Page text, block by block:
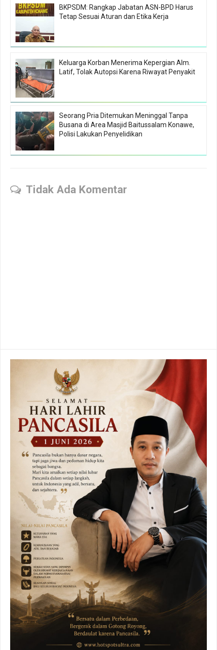
BKPSDM: Rangkap Jabatan ASN-BPD Harus
Tetap Sesuai Aturan dan Etika Kerja
Keluarga Korban Menerima Kepergian Alm.
Latif, Tolak Autopsi Karena Riwayat Penyakit
Seorang Pria Ditemukan Meninggal Tanpa
Busana di Area Masjid Baitussalam Konawe,
Polisi Lakukan Penyelidikan
Tidak Ada Komentar